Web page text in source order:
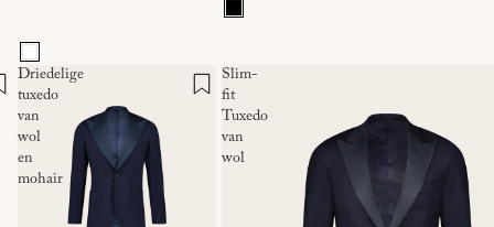
Driedelige
tuxedo
van
wol
en
mohair
Slim-
fit
Tuxedo
van
wol